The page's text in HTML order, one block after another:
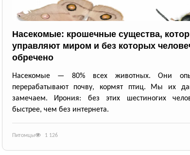
Насекомые: крошечные существа,
управляют миром и без которых
обречено
Насекомые — 80% всех животных. Они
перерабатывают почву, кормят птиц. Мы их
замечаем. Ирония: без этих шестиногих
быстрее, чем без интернета.
Питомцы 1 126